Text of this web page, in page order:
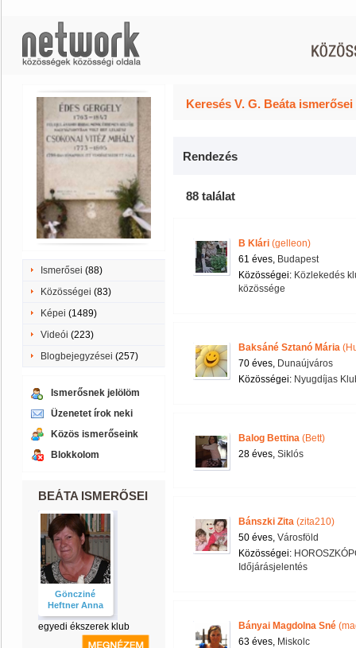
Ismerősei (88)
Közösségei (83)
Képei (1489)
Videói (223)
Blogbejegyzései (257)
Ismerősnek jelölöm
Üzenetet írok neki
Közös ismerőseink
Blokkolom
BEÁTA ISMERŐSEI
Göncziné
Heftner Anna
egyedi ékszerek klub
Keresés V. G. Beáta
Rendezés
88 találat
B Klári (gelleon)
61 éves, Budapest
Közösségei: Közlekedés
közössége
Baksáné Sztanó Mária
70 éves, Dunaújváros
Közösségei: Nyugdíjas
Balog Bettina (Bett)
28 éves, Siklós
Bánszki Zita (zita210)
50 éves, Városföld
Közösségei:
Időjárásjelentés
Bányai Magdolna Sné
63 éves, Miskolc